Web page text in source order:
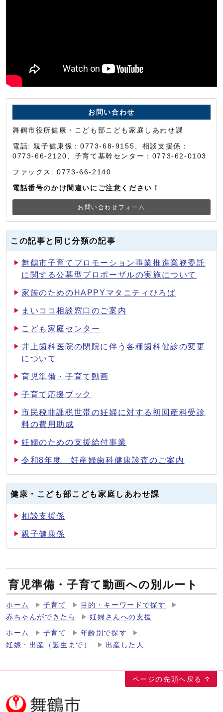
お問い合わせ
舞鶴市役所健康・こども部こども家庭しあわせ課
電話: 親子健康係：0773-68-9155、相談支援係：
0773-66-2120、子育て基幹センター：0773-62-0103
ファックス: 0773-66-2140
電話番号のかけ間違いにご注意ください！
お問い合わせフォーム
この記事と同じ分類の記事
舞鶴市子育てプロモーション事業推進業務委託
に関する公募型プロポーザルの実施について
家族のためのHAPPYマタニティひろば
まいココ相談窓口のご案内
こども家庭センター
井上歯科医院の閉院に伴う各種歯科健診の変更
について
育児準備・子育て動画
子育て応援ブック
市民税非課税世帯の妊婦に対する初回産科受診
料の費用助成
妊婦のための支援給付事業
令和8年度 妊産婦歯科健康診査のご案内
健康・こども部こども家庭しあわせ課
相談支援係
親子健康係
育児準備・子育て動画への別ルート
ホーム 子育て
目的・キーワードで探す
赤ちゃんができたら
妊婦さんへの支援
ホーム 子育て
年齢別で探す
妊娠・出産（誕生まで）
出産した人
ページの先頭へ戻る